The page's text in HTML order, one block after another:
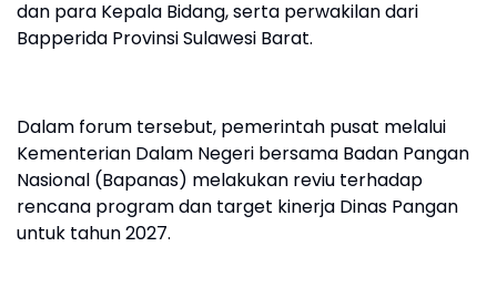
dan para Kepala Bidang, serta perwakilan dari
Bapperida Provinsi Sulawesi Barat.
Dalam forum tersebut, pemerintah pusat melalui
Kementerian Dalam Negeri bersama Badan Pangan
Nasional (Bapanas) melakukan reviu terhadap
rencana program dan target kinerja Dinas Pangan
untuk tahun 2027.